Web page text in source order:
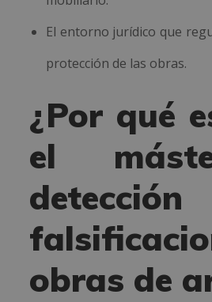
El entorno jurídico que
protección de las obras.
¿Por qué
el
obras de